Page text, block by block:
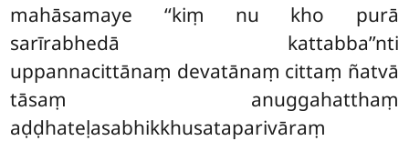
mahāsamaye ‘‘kiṃ nu kho purā
sarīrabhedā kattabba’’nti
uppannacittānaṃ devatānaṃ cittaṃ ñatvā
tāsaṃ anuggahatthaṃ
aḍḍhateḷasabhikkhusataparivāraṃ